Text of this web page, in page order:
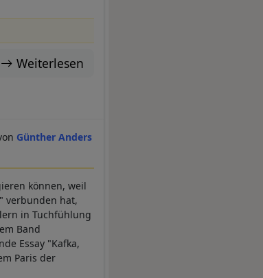
Weiterlesen
Günther Anders
können, weil
verbunden hat,
in Tuchfühlung
Band
Essay "Kafka,
Paris der